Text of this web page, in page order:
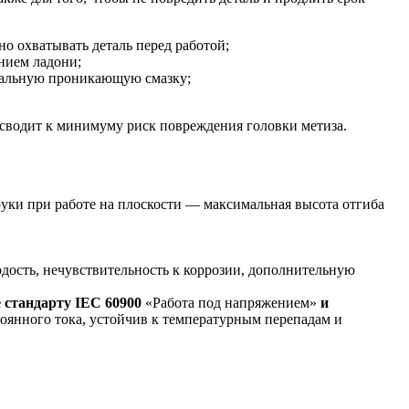
охватывать деталь перед работой;
ладони;
проникающую смазку;
к минимуму риск повреждения головки метиза.
при работе на плоскости — максимальная высота отгиба
нечувствительность к коррозии, дополнительную
IEC 60900 «Работа под напряжением» и
тока, устойчив к температурным перепадам и